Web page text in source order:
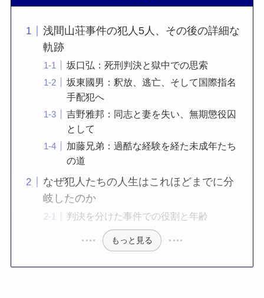
浅間山荘事件の犯人5人、その後の詳細な
軌跡
坂口弘：死刑判決と獄中での思索
坂東國男：釈放、逃亡、そして国際指名
手配犯へ
吉野雅邦：同志と妻を失い、無期懲役囚
として
加藤兄弟：過酷な経験を経た未成年たち
の道
なぜ犯人たちの人生はこれほどまでに分
岐したのか
判決を分けた事件での役割と年齢
もっと見る